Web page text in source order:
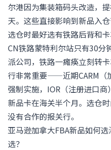
尔港因为集装箱码头改造，
天。这些直接影响到新品入仓
选仓时最好选有铁路后背和
CN铁路蒙特利尔站只有30分
派公司，铁路一瘫痪立刻转
行非常重要——近期CARM（
强制实施，IOR（注册进口商
新品卡在海关半个月。选仓
没有合作的报关行。
亚马逊加拿大FBA新品如何
选？